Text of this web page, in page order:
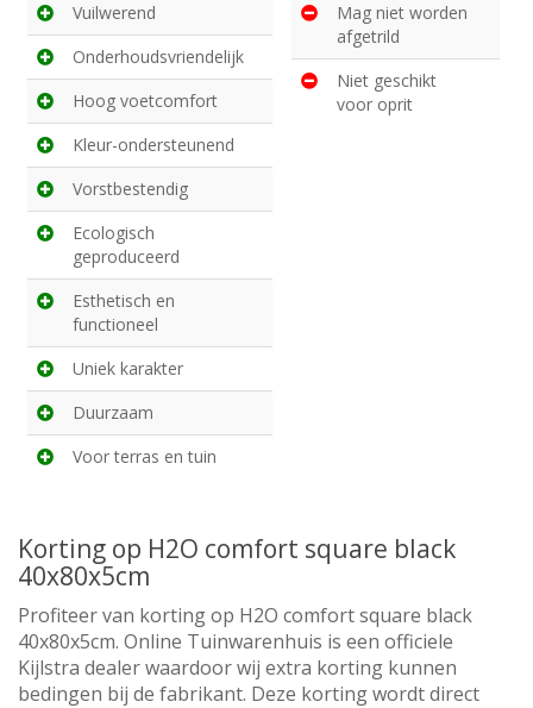
Vuilwerend
Onderhoudsvriendelijk
Hoog voetcomfort
Kleur-ondersteunend
Vorstbestendig
Ecologisch
geproduceerd
Esthetisch en
functioneel
Uniek karakter
Duurzaam
Voor terras en tuin
Mag niet worden
afgetrild
Niet geschikt
voor oprit
Korting op H2O comfort square black
40x80x5cm
Profiteer van korting op H2O comfort square black
40x80x5cm. Online Tuinwarenhuis is een officiele
Kijlstra dealer waardoor wij extra korting kunnen
bedingen bij de fabrikant. Deze korting wordt direct